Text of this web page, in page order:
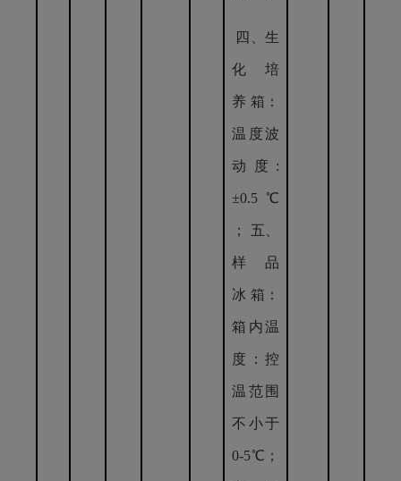
四、生
化 培
养 箱：
温度波
动度:
±0.5℃
； 五、
样 品
冰 箱：
箱内温
度：控
温范围
不小于
0-5℃；